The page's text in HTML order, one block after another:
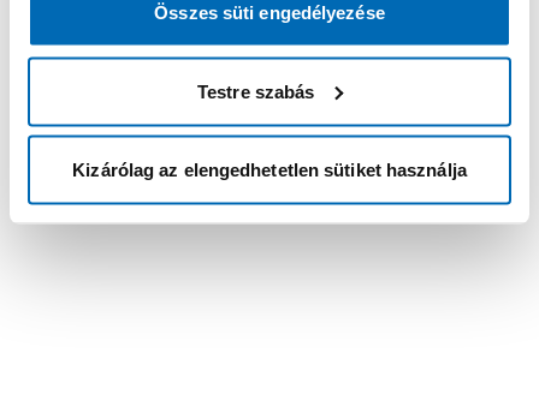
Összes süti engedélyezése
Testre szabás
Kizárólag az elengedhetetlen sütiket használja